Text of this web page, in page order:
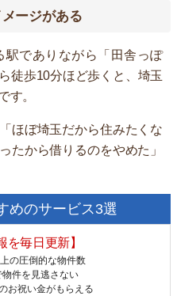
ージがある
駅でありながら「田舎っぽ
徒歩10分ほど歩くと、埼玉
す。
ほぼ埼玉だから住みたくな
たから借りるのをやめた」
めのサービス3選
を毎日更新】
の圧倒的な物件数
物件を見逃さない
お祝い金がもらえる